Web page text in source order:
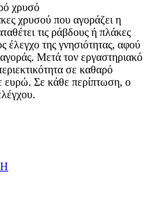
χρυσό
χρυσού που αγοράζει η
τις ράβδους ή πλάκες
της γνησιότητας, αφού
Μετά τον εργαστηριακό
σε καθαρό
ευρώ. Σε κάθε περίπτωση, ο